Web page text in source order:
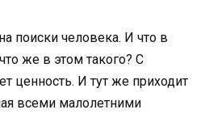
поиски человека. И что в
же в этом такого? С
ценность. И тут же приходит
всеми малолетними